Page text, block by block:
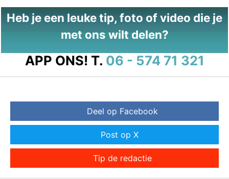
Heb je een leuke tip, foto of video die je
met ons wilt delen?
APP ONS! T. 06 - 574 71 321
Deel op Facebook
Post op X
Tip de redactie